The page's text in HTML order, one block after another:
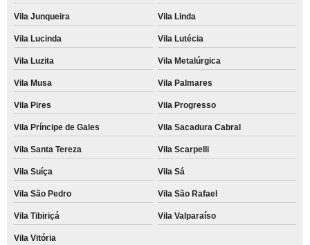
Vila Junqueira Vila Linda
Vila Lucinda Vila Lutécia
Vila Luzita Vila Metalúrgica
Vila Musa Vila Palmares
Vila Pires Vila Progresso
Vila Príncipe de Gales Vila Sacadura Cabral
Vila Santa Tereza Vila Scarpelli
Vila Suíça Vila Sá
Vila São Pedro Vila São Rafael
Vila Tibiriçá Vila Valparaíso
Vila Vitória